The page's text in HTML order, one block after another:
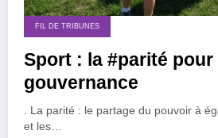
FIL DE TRIBUNES
Sport : la #parité pour
gouvernance
. La parité : le partage du pouvoir à
et les…